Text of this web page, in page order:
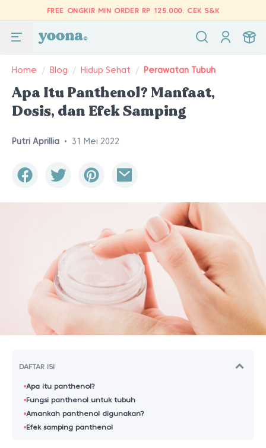
FREE ONGKIR MIN ORDER RP 125.000. CEK S&K
Home / Blog / Hidup Sehat / Perawatan Tubuh
Apa Itu Panthenol? Manfaat,
Dosis, dan Efek Samping
Putri Aprillia • 31 Mei 2022
DAFTAR ISI
Apa itu panthenol?
Fungsi panthenol untuk tubuh
Amankah panthenol digunakan?
Efek samping panthenol